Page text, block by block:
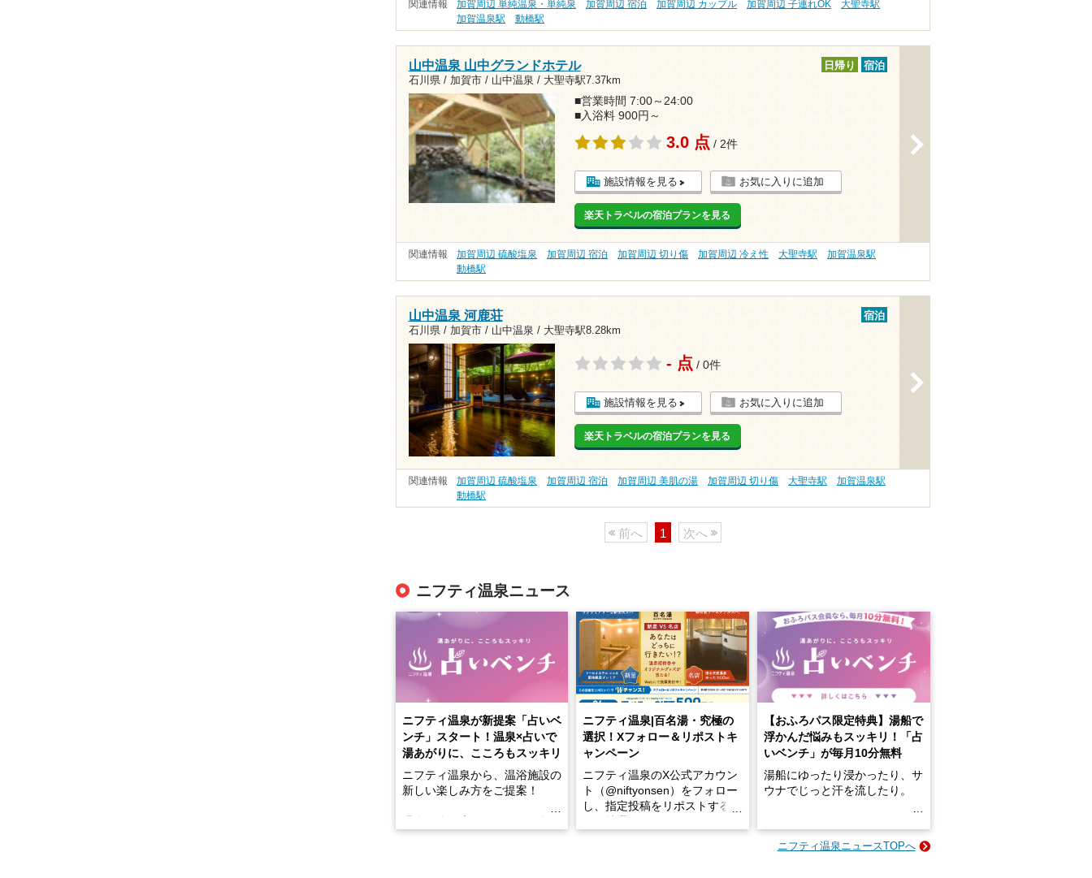
関連情報 加賀周辺 単純温泉・単純泉 加賀周辺 宿泊 加賀周辺 カップル 加賀周辺 子連れOK
大聖寺駅
加賀温泉駅
動橋駅
山中温泉 山中グランドホテル
石川県 / 加賀市 / 山中温泉 / 大聖寺駅7.37km
日帰り 宿泊
■営業時間 7:00～24:00
■入浴料 900円～
3.0 点 / 2件
施設情報を見る お気に入りに追加
楽天トラベルの宿泊プランを見る
関連情報 加賀周辺 硫酸塩泉 加賀周辺 宿泊 加賀周辺 切り傷 加賀周辺 冷え性 大聖寺駅
加賀温泉駅
動橋駅
山中温泉 河鹿荘
石川県 / 加賀市 / 山中温泉 / 大聖寺駅8.28km
宿泊
- 点 / 0件
施設情報を見る お気に入りに追加
楽天トラベルの宿泊プランを見る
関連情報 加賀周辺 硫酸塩泉 加賀周辺 宿泊 加賀周辺 美肌の湯 加賀周辺 切り傷 大聖寺駅
加賀温泉駅
動橋駅
前へ 1 次へ
ニフティ温泉ニュース
ニフティ温泉が新提案「占いベ
ンチ」スタート！温泉×占いで
湯あがりに、こころもスッキリ
ニフティ温泉から、温浴施設の
新しい楽しみ方をご提案！
ニフティ温泉|百名湯・究極の
選択！Xフォロー＆リポストキ
ャンペーン
ニフティ温泉のX公式アカウン
ト（@niftyonsen）をフォロー
し、指定投稿をリポストする
【おふろパス限定特典】湯船で
浮かんだ悩みもスッキリ！「占
いベンチ」が毎月10分無料
湯船にゆったり浸かったり、サ
ウナでじっと汗を流したり。
そんな「一人でぼんやり過ごす
ニフティ温泉ニュースTOPへ